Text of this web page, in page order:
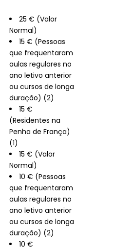
25 € (Valor
Normal)
15 € (Pessoas
que frequentaram
aulas regulares no
ano letivo anterior
ou cursos de longa
duração) (2)
15 €
(Residentes na
Penha de França)
(1)
15 € (Valor
Normal)
10 € (Pessoas
que frequentaram
aulas regulares no
ano letivo anterior
ou cursos de longa
duração) (2)
10 €